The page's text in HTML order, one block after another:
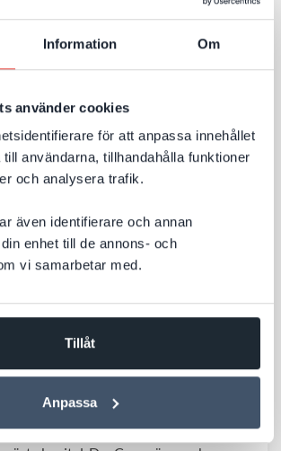
Information Om
använder cookies
för att anpassa innehållet
användarna, tillhandahålla funktioner
och analysera trafik.
även identifierare och annan
enhet till de annons- och
vi samarbetar med.
Tillåt
Anpassa
budskapet är: mycket av det som
att hyra vårt kontor till halva
till större
i vårt charmiga gårdshus vid Hötorget